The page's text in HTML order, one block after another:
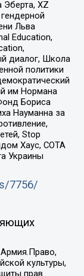
XZ
Льва
Education,
диалог, Школа
политики
им Нормана
Бориса
Науманна за
Stop
Хаус, СОТА
Украины
7756/
культуры,
прав